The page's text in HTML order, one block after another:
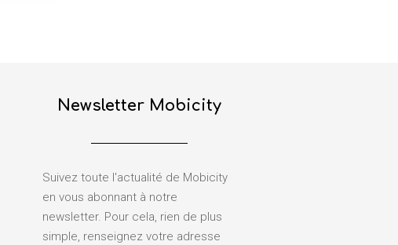
Newsletter Mobicity
Suivez toute l'actualité de Mobicity
en vous abonnant à notre
newsletter. Pour cela, rien de plus
simple, renseignez votre adresse